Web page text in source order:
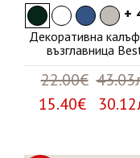
+
Декоративна
възглавница
22.00€
15.40€